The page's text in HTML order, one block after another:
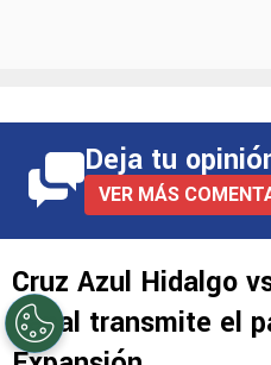
Deja tu
VER MÁS
Cruz Azul Hidalgo
canal transmite el